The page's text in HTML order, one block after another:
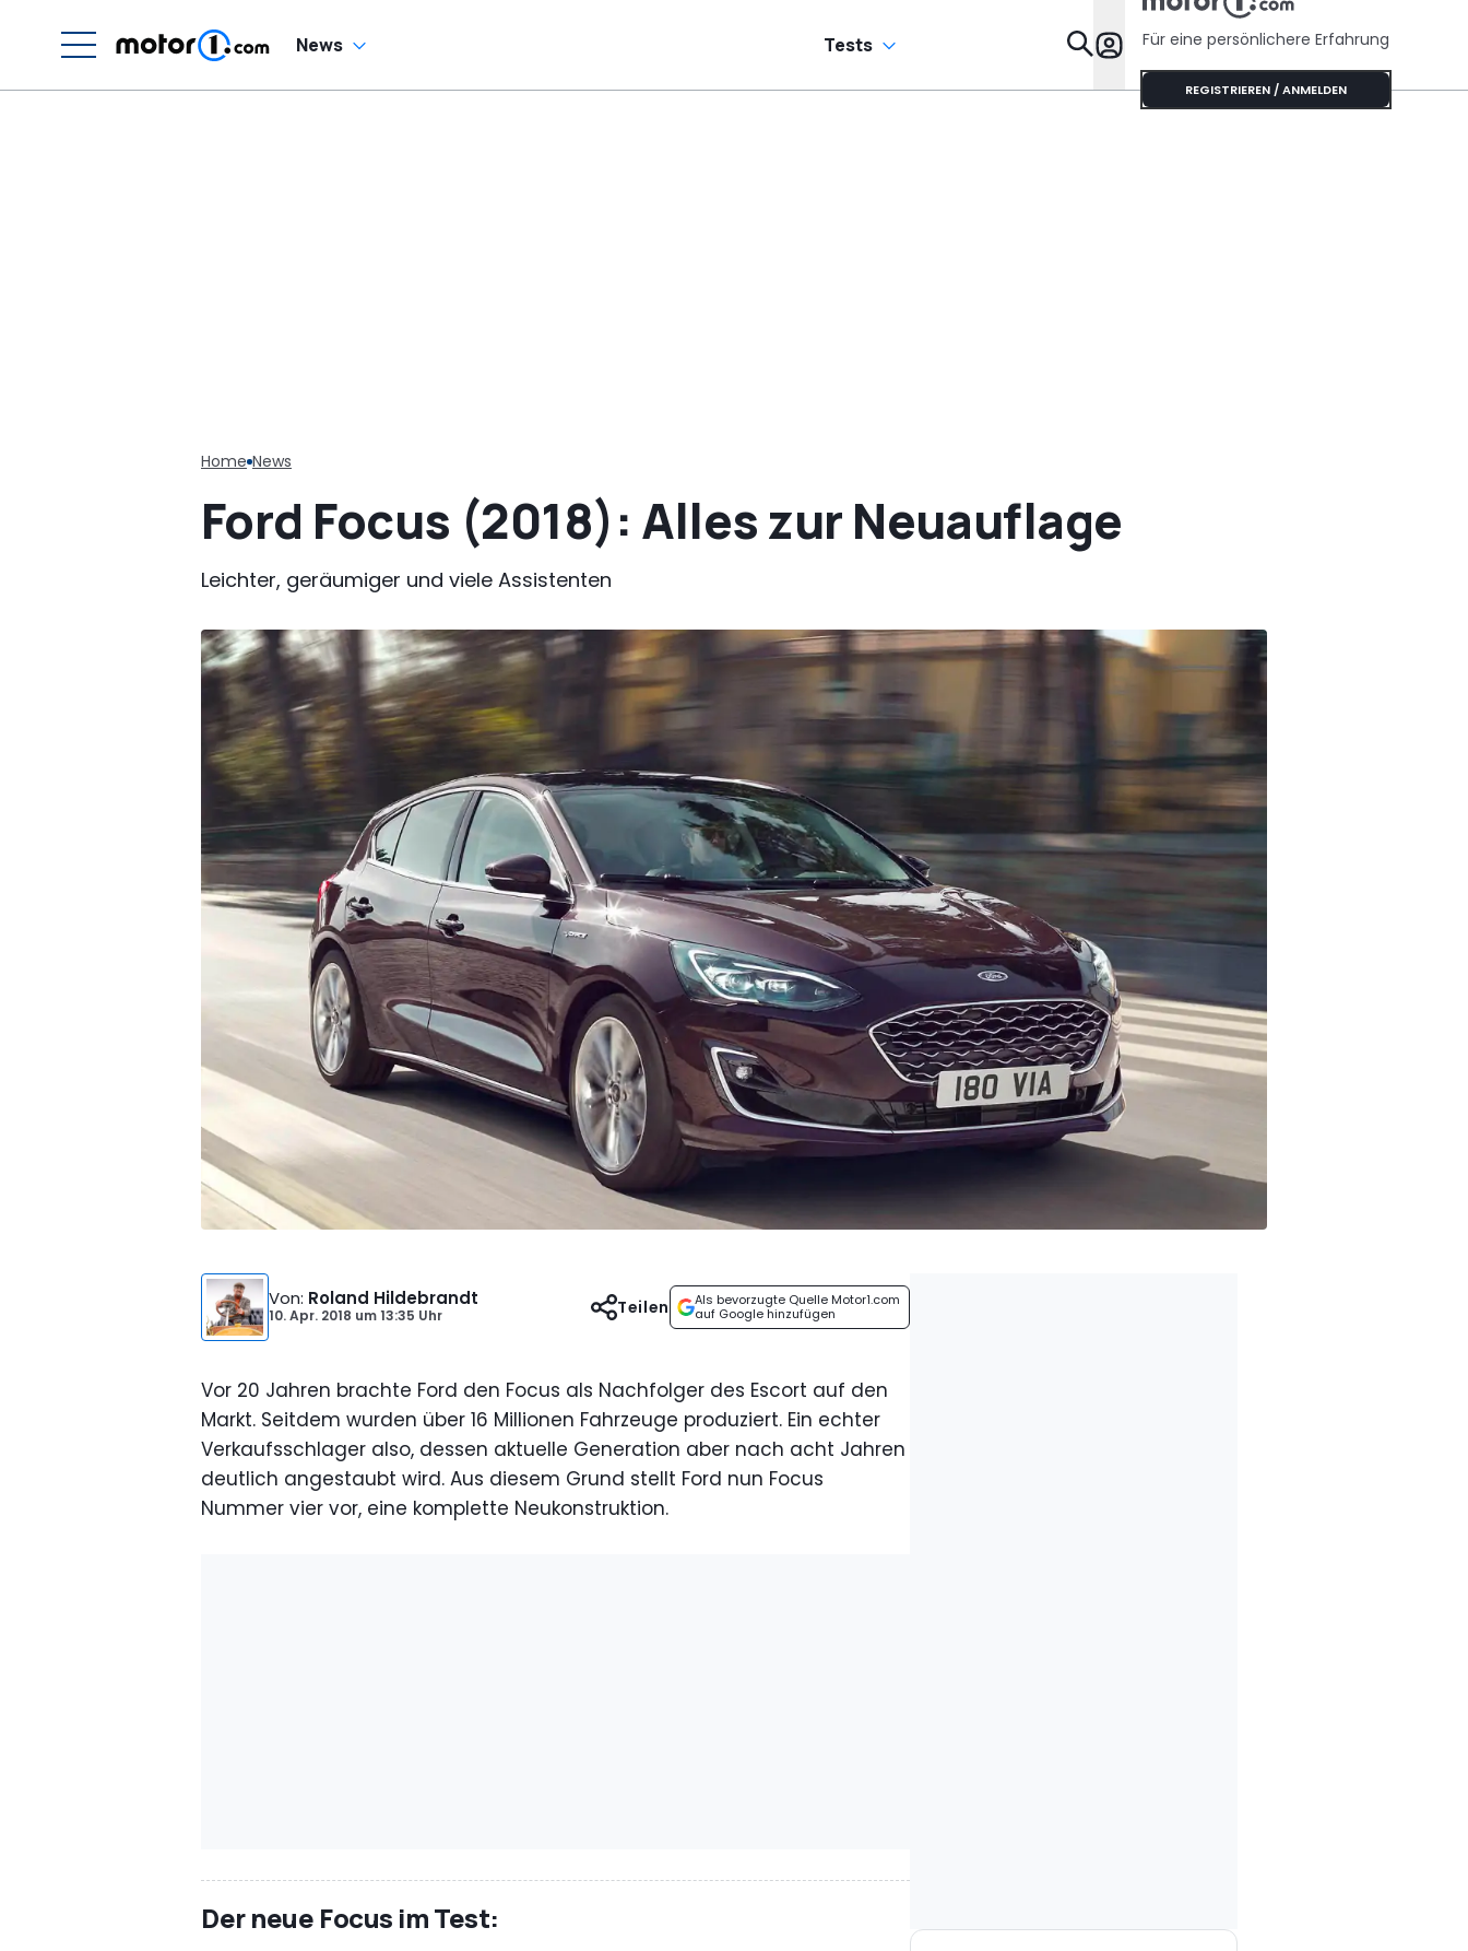
News Tests Specials
Für eine persönlichere Erfahrung
REGISTRIEREN / ANMELDEN
Home News
Ford Focus (2018): Alles zur Neuauflage
Leichter, geräumiger und viele Assistenten
Von: Roland Hildebrandt
10. Apr. 2018 um13:35 Uhr
Als bevorzugte Quelle Motor1.com
auf Google hinzufügen
Teilen
Vor 20 Jahren brachte Ford den Focus als Nachfolger des Escort auf den
Markt. Seitdem wurden über 16 Millionen Fahrzeuge produziert. Ein echter
Verkaufsschlager also, dessen aktuelle Generation aber nach acht Jahren
deutlich angestaubt wird. Aus diesem Grund stellt Ford nun Focus
Nummer vier vor, eine komplette Neukonstruktion.
Der neue Focus im Test: